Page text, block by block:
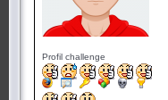
Profil challenge